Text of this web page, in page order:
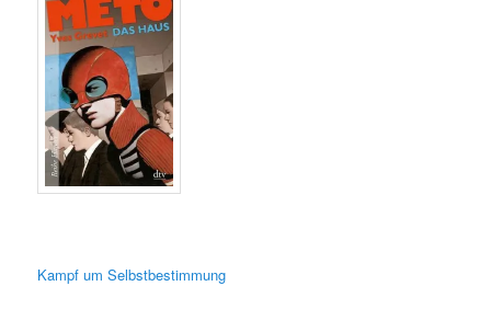
Kampf um Selbstbestimmung